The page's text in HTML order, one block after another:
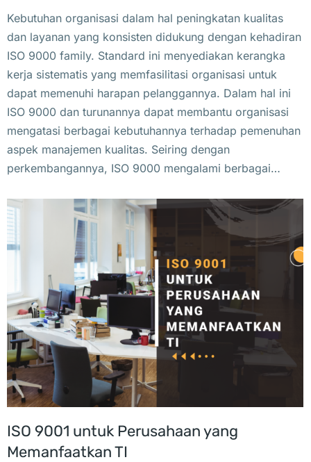
Kebutuhan organisasi dalam hal peningkatan kualitas
dan layanan yang konsisten didukung dengan kehadiran
ISO 9000 family. Standard ini menyediakan kerangka
kerja sistematis yang memfasilitasi organisasi untuk
dapat memenuhi harapan pelanggannya. Dalam hal ini
ISO 9000 dan turunannya dapat membantu organisasi
mengatasi berbagai kebutuhannya terhadap pemenuhan
aspek manajemen kualitas. Seiring dengan
perkembangannya, ISO 9000 mengalami berbagai…
ISO 9001 untuk Perusahaan yang
Memanfaatkan TI